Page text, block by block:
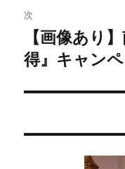
ゲ
ー
シ
ン
稿:
次
の
稿:
【画像あり
得』キャン